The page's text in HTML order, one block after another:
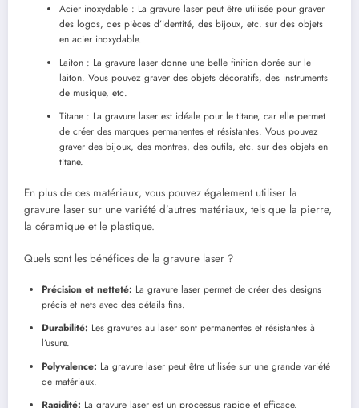
Acier inoxydable : La gravure laser peut être utilisée pour graver
des logos, des pièces d’identité, des bijoux, etc. sur des objets
en acier inoxydable.
Laiton : La gravure laser donne une belle finition dorée sur le
laiton. Vous pouvez graver des objets décoratifs, des instruments
de musique, etc.
Titane : La gravure laser est idéale pour le titane, car elle permet
de créer des marques permanentes et résistantes. Vous pouvez
graver des bijoux, des montres, des outils, etc. sur des objets en
titane.
En plus de ces matériaux, vous pouvez également utiliser la
gravure laser sur une variété d’autres matériaux, tels que la pierre,
la céramique et le plastique.
Quels sont les bénéfices de la gravure laser ?
Précision et netteté: La gravure laser permet de créer des designs
précis et nets avec des détails fins.
Durabilité: Les gravures au laser sont permanentes et résistantes à
l’usure.
Polyvalence: La gravure laser peut être utilisée sur une grande variété
de matériaux.
Rapidité: La gravure laser est un processus rapide et efficace.